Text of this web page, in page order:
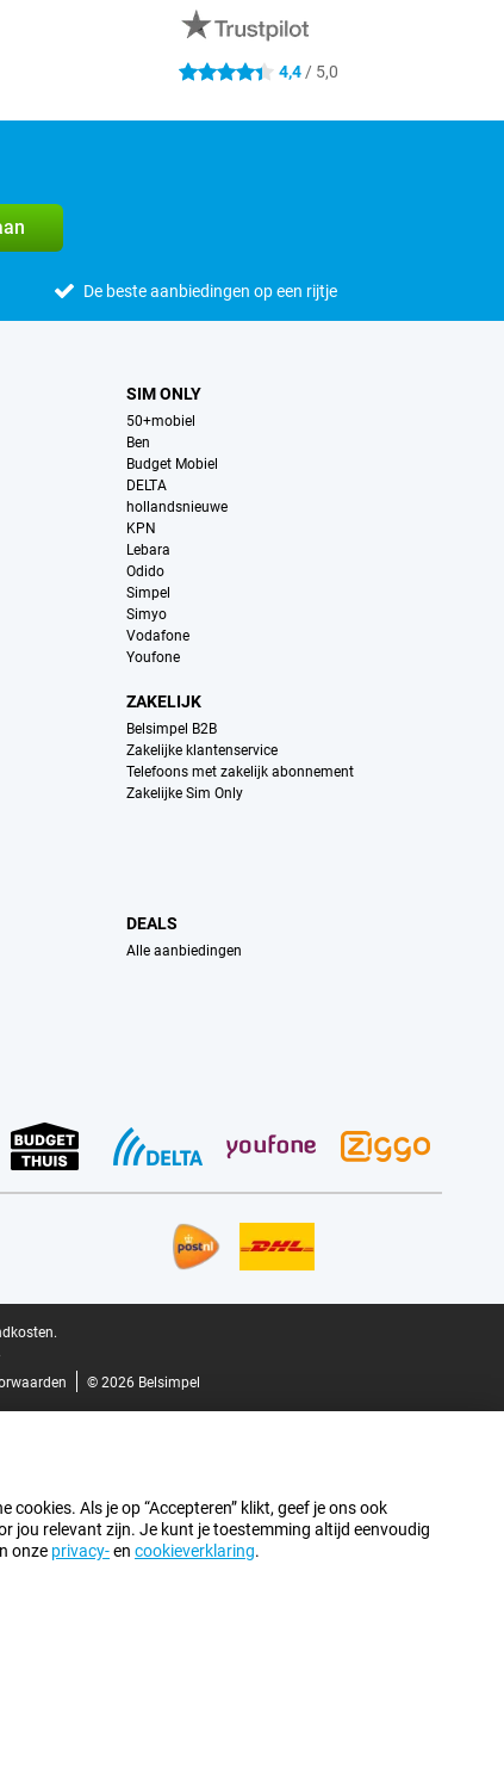
4.4 sterren 4,4 / 5,0
De beste aanbiedingen op een rijtje
SIM ONLY
50+mobiel
Ben
Budget Mobiel
DELTA
hollandsnieuwe
KPN
Lebara
Odido
Simpel
Simyo
Vodafone
Youfone
ZAKELIJK
Belsimpel B2B
Zakelijke klantenservice
Telefoons met zakelijk abonnement
Zakelijke Sim Only
DEALS
Alle aanbiedingen
© 2026 Belsimpel
Als je op “Accepteren” klikt, geef je ons ook
jou relevant zijn. Je kunt je toestemming altijd eenvoudig
onze privacy-en cookieverklaring.